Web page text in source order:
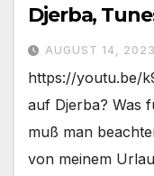
Djerba,
AUGUST 14, 2023
https://youtu.be/
auf Djerba? Was
muß man
von meinem